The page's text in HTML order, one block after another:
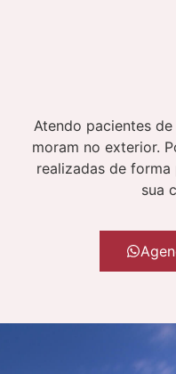
Atendo pacientes
moram no exterior.
realizadas de
sua